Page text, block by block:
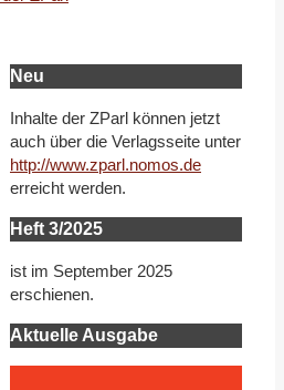
Neu
Inhalte der ZParl können jetzt
auch über die Verlagsseite unter
http://www.zparl.nomos.de
erreicht werden.
Heft 3/2025
ist im September 2025
erschienen.
Aktuelle Ausgabe